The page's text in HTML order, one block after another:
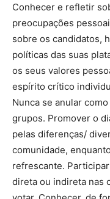
Conhecer e refletir
preocupações
sobre os candidatos,
políticas das suas
os seus valores
espírito crítico
Nunca se anular
grupos. Promover o
pelas diferenças/
comunidade,
refrescante.
direta ou indireta nas